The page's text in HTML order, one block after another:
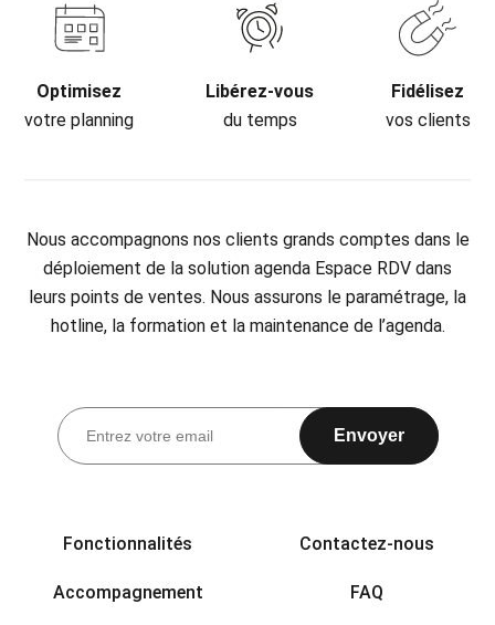
Optimisez
votre planning
Libérez-vous
du temps
Fidélisez
vos clients
Nous accompagnons nos clients grands comptes dans le
déploiement de la solution agenda Espace RDV dans
leurs points de ventes. Nous assurons le paramétrage, la
hotline, la formation et la maintenance de l’agenda.
Fonctionnalités Contactez-nous
Accompagnement FAQ
Envoyer